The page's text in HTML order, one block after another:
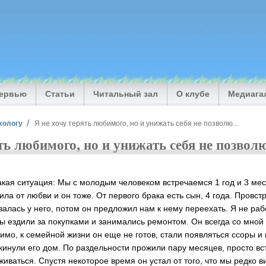
Статьи Читальный зал О клубе
Я не хочу терять любимого, но и унижать себя не позволю...
любимого, но и унижать себя не
ситуация: Мы с молодым человеком встречаемся 1 год и 3
от любви и он тоже. От первого брака есть сын, 4 года.
у него, потом он предложил нам к нему переехать. Я не
за покупками и занимались ремонтом. Он всегда со мной
к семейной жизни он еще не готов, стали появляться ссоры
его дом. По раздельности прожили пару месяцев, просто
Спустя некоторое время он устал от того, что мы редко